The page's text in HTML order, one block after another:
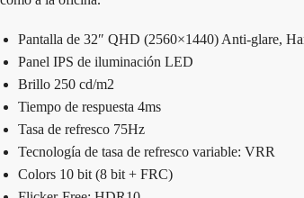
Pantalla de 32″ QHD (2560×1440) Anti-glare,
Panel IPS de iluminación LED
Brillo 250 cd/m2
Tiempo de respuesta 4ms
Tasa de refresco 75Hz
Tecnología de tasa de refresco variable: VRR
Colors 10 bit (8 bit + FRC)